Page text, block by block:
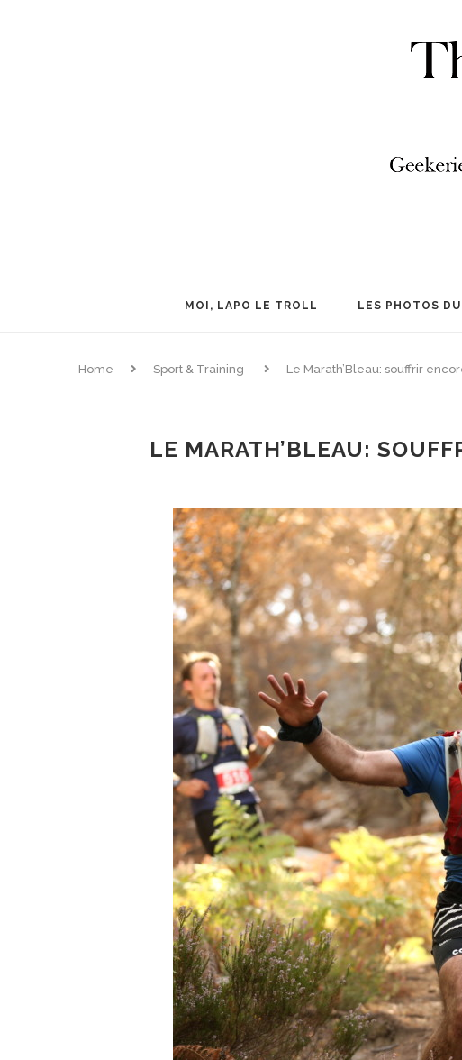
MOI, LAPO LE TROLL LES PHOTOS
Home Sport & Training Le Marath’Bleau: souffrir
LE MARATH’BLEAU: